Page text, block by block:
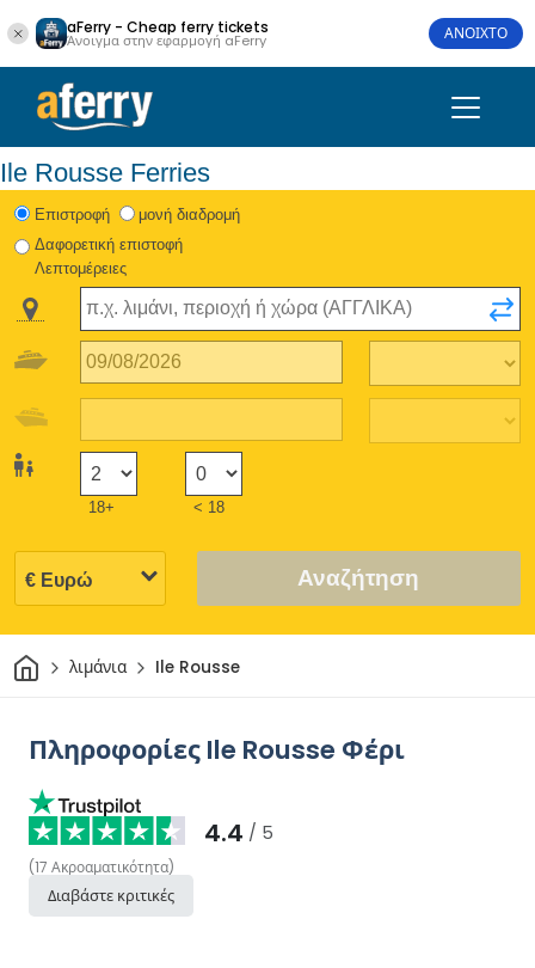
aFerry - Cheap ferry tickets
Άνοιγμα στην εφαρμογή aFerry ΑΝΟΙΧΤΟ
Ile Rousse Ferries
Eπιστροφή
μονή διαδρομή
Δαφορετική επιστοφή
Λεπτομέρειες
18+ < 18
Αναζήτηση
Σπίτιλιμάνια Ile Rousse
Πληροφορίες Ile Rousse Φέρι
4.4 / 5
(17 Ακροαματικότητα)
Διαβάστε κριτικές